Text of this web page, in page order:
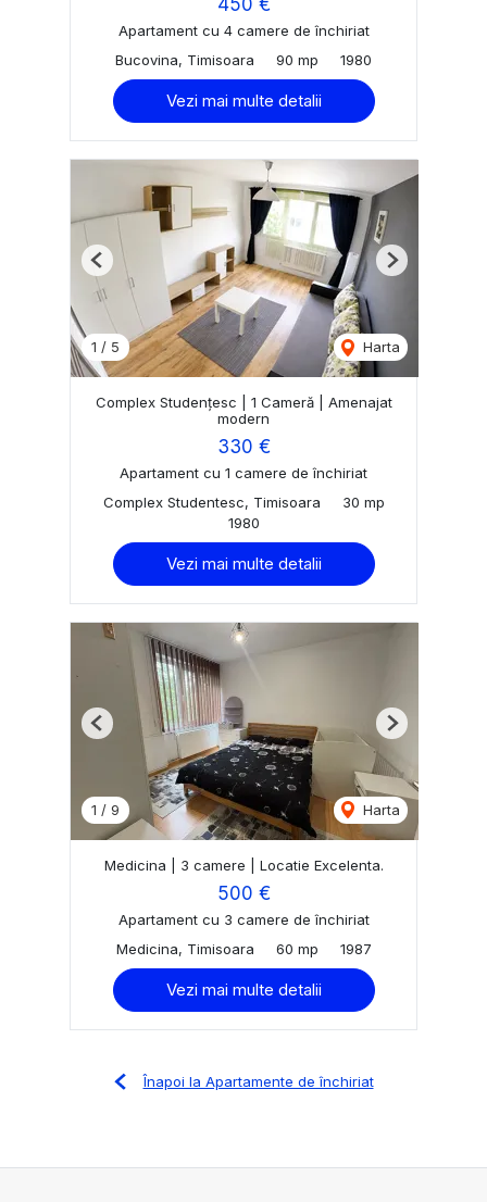
450 €
Apartament cu 4 camere de închiriat
Bucovina, Timisoara
90 mp 1980
Vezi mai multe detalii
1 / 5 Harta
Previous Next
Complex Studențesc | 1 Cameră | Amenajat
modern
330 €
Apartament cu 1 camere de închiriat
Complex Studentesc, Timisoara
30 mp
1980
Vezi mai multe detalii
1 / 9 Harta
Previous Next
Medicina | 3 camere | Locatie Excelenta.
500 €
Apartament cu 3 camere de închiriat
Medicina, Timisoara
60 mp 1987
Vezi mai multe detalii
Înapoi la Apartamente de închiriat